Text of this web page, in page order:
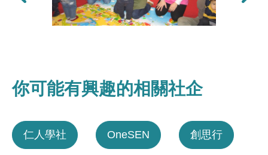
你可能有興趣的相關社企
仁人學社 OneSEN 創思行